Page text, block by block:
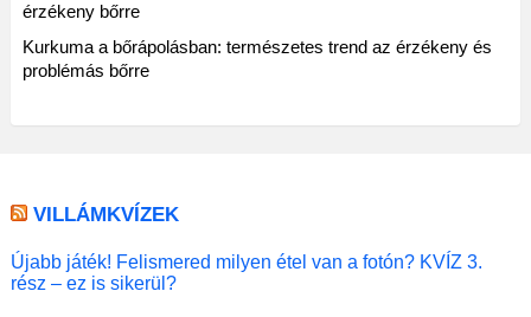
érzékeny bőrre
Kurkuma a bőrápolásban: természetes trend az érzékeny és
problémás bőrre
VILLÁMKVÍZEK
Újabb játék! Felismered milyen étel van a fotón? KVÍZ 3.
rész – ez is sikerül?